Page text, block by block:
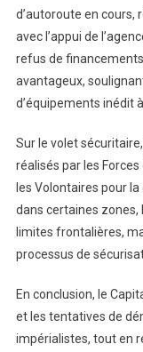
d’autoroute en cours,
avec l’appui de
refus de
avantageux,
d’équipements inédit
Sur le volet
réalisés par les
les Volontaires pour
dans certaines
limites frontalières,
processus de
En conclusion, le
et les tentatives de
impérialistes, tout en